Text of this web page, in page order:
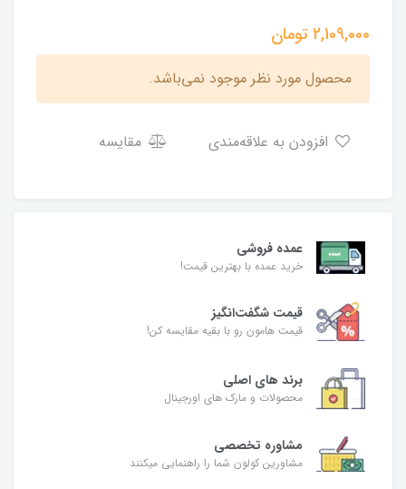
2,109,000تومان
محصول مورد نظر موجود نمی‌باشد.
مقایسه
عمده فروشی
خرید عمده با بهترین قیمت!
قیمت شگفت‌انگیز
قیمت هامون رو با بقیه مقایسه کن!
برند های اصلی
محصولات و مارک های اورجینال
مشاوره تخصصی
مشاورین کولون شما را راهنمایی میکنند